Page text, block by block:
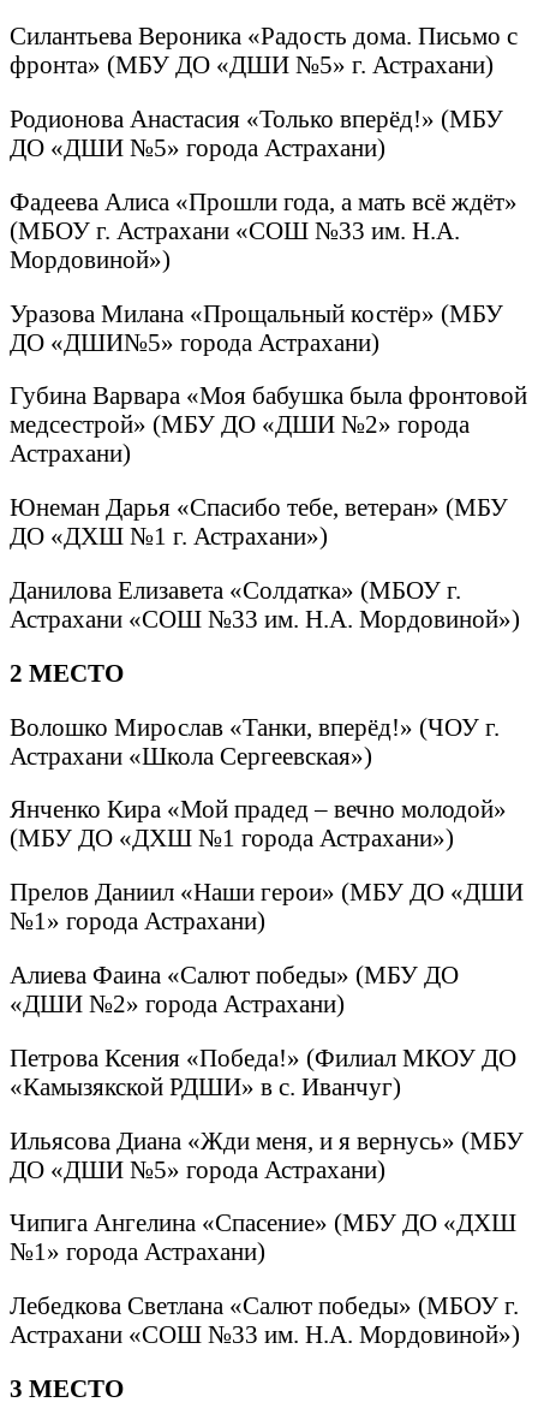
Силантьева Вероника «Радость дома. Письмо с
фронта» (МБУ ДО «ДШИ №5» г. Астрахани)
Родионова Анастасия «Только вперёд!» (МБУ
ДО «ДШИ №5» города Астрахани)
Фадеева Алиса «Прошли года, а мать всё ждёт»
(МБОУ г. Астрахани «СОШ №33 им. Н.А.
Мордовиной»)
Уразова Милана «Прощальный костёр» (МБУ
ДО «ДШИ№5» города Астрахани)
Губина Варвара «Моя бабушка была фронтовой
медсестрой» (МБУ ДО «ДШИ №2» города
Астрахани)
Юнеман Дарья «Спасибо тебе, ветеран» (МБУ
ДО «ДХШ №1 г. Астрахани»)
Данилова Елизавета «Солдатка» (МБОУ г.
Астрахани «СОШ №33 им. Н.А. Мордовиной»)
2 МЕСТО
Волошко Мирослав «Танки, вперёд!» (ЧОУ г.
Астрахани «Школа Сергеевская»)
Янченко Кира «Мой прадед – вечно молодой»
(МБУ ДО «ДХШ №1 города Астрахани»)
Прелов Даниил «Наши герои» (МБУ ДО «ДШИ
№1» города Астрахани)
Алиева Фаина «Салют победы» (МБУ ДО
«ДШИ №2» города Астрахани)
Петрова Ксения «Победа!» (Филиал МКОУ ДО
«Камызякской РДШИ» в с. Иванчуг)
Ильясова Диана «Жди меня, и я вернусь» (МБУ
ДО «ДШИ №5» города Астрахани)
Чипига Ангелина «Спасение» (МБУ ДО «ДХШ
№1» города Астрахани)
Лебедкова Светлана «Салют победы» (МБОУ г.
Астрахани «СОШ №33 им. Н.А. Мордовиной»)
3 МЕСТО